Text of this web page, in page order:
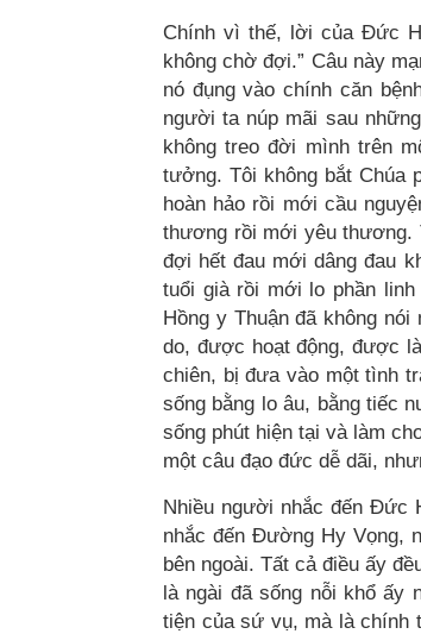
Chính vì thế, lời của Đức
không chờ đợi.” Câu này
nó đụng vào chính căn
người ta núp mãi sau
không treo đời mình trên
tưởng. Tôi không bắt Chúa
hoàn hảo rồi mới cầu
thương rồi mới yêu
đợi hết đau mới dâng đau
tuổi già rồi mới lo phần
Hồng y Thuận đã không
do, được hoạt động, được
chiên, bị đưa vào một tình
sống bằng lo âu, bằng tiếc
sống phút hiện tại và làm
một câu đạo đức dễ dãi,
Nhiều người nhắc đến Đức
nhắc đến Đường Hy Vọng,
bên ngoài. Tất cả điều ấy
là ngài đã sống nỗi khổ ấy
tiện của sứ vụ, mà là chính